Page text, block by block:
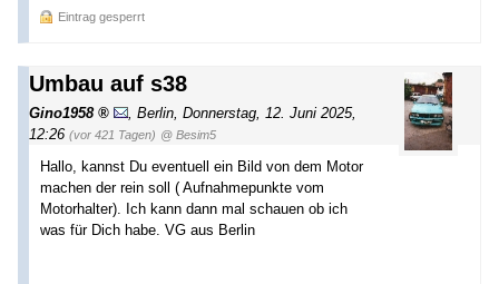
Eintrag gesperrt
Umbau auf s38
Gino1958 Berlin Donnerstag, 12. Juni 2025,
12:26 (vor 421 Tagen) @ Besim5
Hallo, kannst Du eventuell ein Bild von dem Motor
machen der rein soll ( Aufnahmepunkte vom
Motorhalter). Ich kann dann mal schauen ob ich
was für Dich habe. VG aus Berlin